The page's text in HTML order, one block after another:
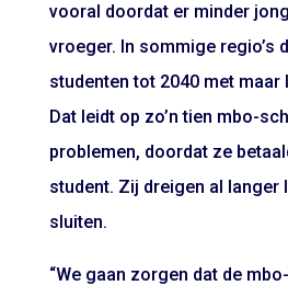
vooral doordat er minder
vroeger. In sommige regio’s
studenten tot 2040 met maar
Dat leidt op zo’n tien mbo-
problemen, doordat ze
student. Zij dreigen al langer
sluiten.
“We gaan zorgen dat de